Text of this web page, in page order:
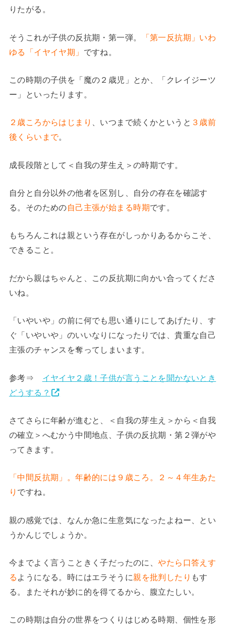
りたがる。
そうこれが子供の反抗期・第一弾。
「第一反抗期」いわ
ゆる「イヤイヤ期」 ですね。
この時期の子供を「魔の２歳児」とか、「クレイジーツ
ー」といったります。
２歳ころからはじまり 、いつまで続くかというと ３歳前
後くらいまで。
成長段階として＜自我の芽生え＞の時期です。
自分と自分以外の他者を区別し、自分の存在を確認す
る。そのための自己主張が始まる時期です。
もちろんこれは親という存在がしっかりあるからこそ、
できること。
だから親はちゃんと、この反抗期に向かい合ってくださ
いね。
「いやいや」の前に何でも思い通りにしてあげたり、す
ぐ「いやいや」のいいなりになったりでは、貴重な自己
主張のチャンスを奪ってしまいます。
参考⇒ イヤイヤ２歳！子供が言うことを聞かないとき
どうする？
さてさらに年齢が進むと、＜自我の芽生え＞から＜自我
の確立＞へむかう中間地点、子供の反抗期・第２弾がや
ってきます。
「中間反抗期」。年齢的には９歳ころ。２～４年生あた
り ですね。
親の感覚では、なんか急に生意気になったよねー、とい
うかんじでしょうか。
今までよく言うこときく子だったのに、やたら口答えす
る ようになる。時にはエラそうに親を批判したり もす
る。またそれが妙に的を得てるから、腹立たしい。
この時期は自分の世界をつくりはじめる時期、個性を形